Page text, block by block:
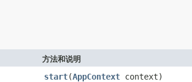
方法和说明
start(AppContext context)